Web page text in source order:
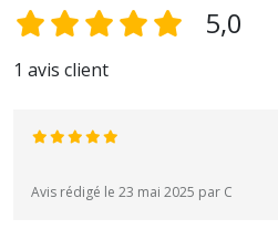
5,0
1 avis client
Avis rédigé le 23 mai 2025 par C